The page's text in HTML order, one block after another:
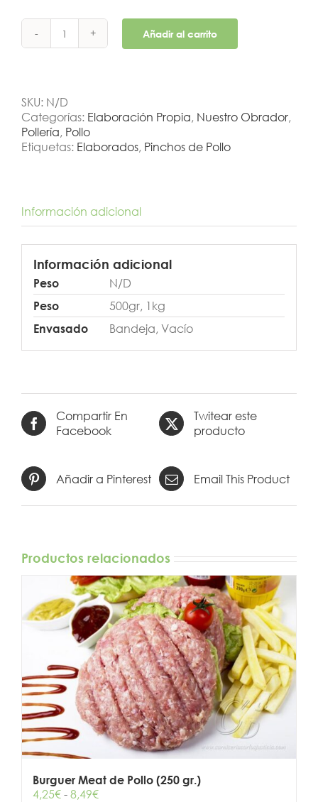
Pinchos
Añadir al carrito
SKU: N/D
Categorías: Elaboración Propia, Nuestro Obrador,
Pollería, Pollo
Etiquetas: Elaborados, Pinchos de Pollo
Información adicional
Información adicional
Peso N/D
Peso 500gr, 1kg
Envasado Bandeja, Vacío
Compartir En
Facebook
Twitear este
producto
Añadir a Pinterest Email This Product
Productos relacionados
Burguer Meat de Pollo (250 gr.)
4,25€-8,49€Rango